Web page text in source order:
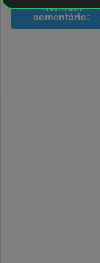
Nenhum
comentário: